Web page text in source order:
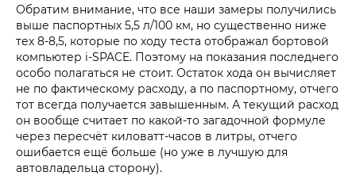
Обратим внимание, что все наши замеры получились
выше паспортных 5,5 л/100 км, но существенно ниже
тех 8-8,5, которые по ходу теста отображал бортовой
компьютер i‑SPACE. Поэтому на показания последнего
особо полагаться не стоит. Остаток хода он вычисляет
не по фактическому расходу, а по паспортному, отчего
тот всегда получается завышенным. А текущий расход
он вообще считает по какой-то загадочной формуле
через пересчёт киловатт-часов в литры, отчего
ошибается ещё больше (но уже в лучшую для
автовладельца сторону).